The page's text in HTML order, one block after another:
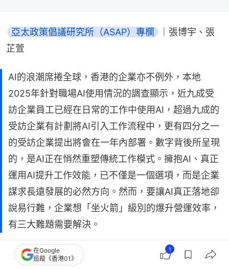
亞太政策倡議研究所（ASAP）專欄
｜張博宇、張
芷萱
AI的浪潮席捲全球，香港的企業亦不例外，本地
2025年針對職場AI使用情況的調查顯示，近九成受
訪企業員工已經在日常的工作中使用AI，超過九成的
受訪企業有計劃將AI引入工作流程中，更有四分之一
的受訪企業提出將會在一年內部署。數字背後所呈現
的，是AI正在悄然重塑傳統工作模式。擁抱AI、真正
運用AI提升工作效能，已不僅是一個選項，而是企業
謀求長遠發展的必然方向。然而，要讓AI真正落地卻
說易行難，企業想「坐火箭」級別的爆升營運效率，
有三大難題需要解決。
最高領導層對AI的深入了解及全力推動
在Google
追蹤《香港01》
1